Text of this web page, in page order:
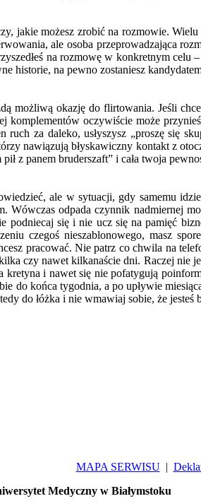
jakie możesz zrobić na rozmowie.
ale osoba przeprowadzająca
na rozmowę w konkretnym celu
historie, na pewno zostaniesz
możliwą okazję do flirtowania. Jeśli
komplementów oczywiście może
ruch za daleko, usłyszysz „proszę się
nawiązują błyskawiczny kontakt z
z panem bruderszaft” i cała twoja
ale w sytuacji, gdy samemu
Wówczas odpada czynnik nadmiernej
podniecaj się i nie ucz się na pamięć
czegoś nieszablonowego, masz
pracować. Nie patrz co chwila na
czy nawet kilkanaście dni. Raczej nie
kretyna i nawet się nie pofatygują
do końca tygodnia, a po upływie
do łóżka i nie wmawiaj sobie, że
MAPA SERWISU|
Medyczny w Białymstoku